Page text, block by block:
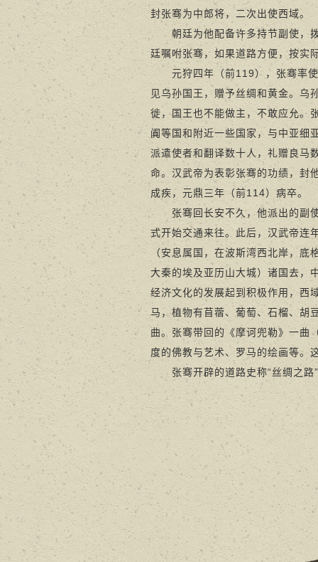
封张骞为中郎将，二次出使西域。
朝廷为他配备许多持节副使，拨
廷嘱咐张骞，如果道路方便，按实
元狩四年（前119），张骞率使
见乌孙国王，赠予丝绸和黄金。乌
徙，国王也不能做主，不敢应允。
阗等国和附近一些国家，与中亚细
派遣使者和翻译数十人，礼赠良马
命。汉武帝为表彰张骞的功绩，封
成疾，元鼎三年（前114）病卒。
张骞回长安不久，他派出的副使
式开始交通来往。此后，汉武帝连
（安息属国，在波斯湾西北岸，
大秦的埃及亚历山大城）诸国去，
经济文化的发展起到积极作用，西
马，植物有苜蓿、葡萄、石榴、胡
曲。张骞带回的《摩诃兜勒》一曲
度的佛教与艺术、罗马的绘画等。
张骞开辟的道路史称“丝绸之路”